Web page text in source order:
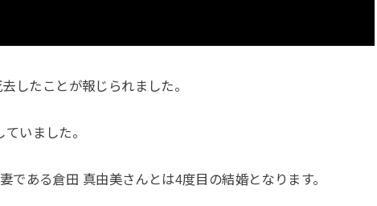
したことが報じられました。
いました。
である倉田 真由美さんとは4度目の結婚となります。